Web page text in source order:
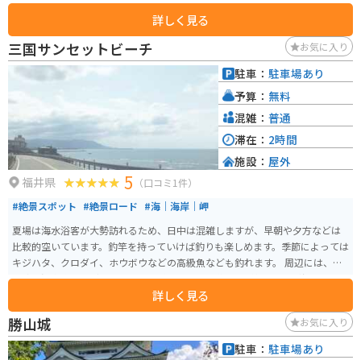
ら子供まで楽しむことができます。 また、地元の特産品を販売するコーナー
もあり、恐竜の卵に見立てたユニークな形の「恐竜バーガー」や、恐竜の足
跡をかたどった「恐竜クッキー」など、お土産に最適な商品がたくさんあり
ます。 バイクで訪れる場合は、道の駅から「恐竜街道」と呼ばれる国道416
号線を北上すると、美しい渓谷美を眺めながらツーリングを楽しむことがで
きます。 道の駅の周辺には、温泉施設やキャンプ場などもあり、観光の拠点
としても最適です。
詳しく見る
三国サンセットビーチ お気に入り
福井県 5 （口コミ1件）
#絶景スポット #絶景ロード #海｜海岸｜岬
夏場は海水浴客が大勢訪れるため、日中は混雑しますが、早朝や夕方などは
比較的空いています。釣竿を持っていけば釣りも楽しめます。季節によっては
キジハタ、クロダイ、ホウボウなどの高級魚なども釣れます。 周辺には、東
尋坊や温泉施設などもあります。ビーチから国道305号線に入ると海岸沿いの
道路で、景色を楽しみながらツーリングできます。最近ではイルカが近くま
で寄ってくる！と話題にもなりました。ただし、イルカに近づくのは危険で
実際に噛まれた人もいるので近づきすぎないように注意してください。
詳しく見る
駐車： 駐車場あり
予算： 無料
混雑： 普通
滞在： 2時間
施設： 屋外
勝山城 お気に入り
駐車： 駐車場あり